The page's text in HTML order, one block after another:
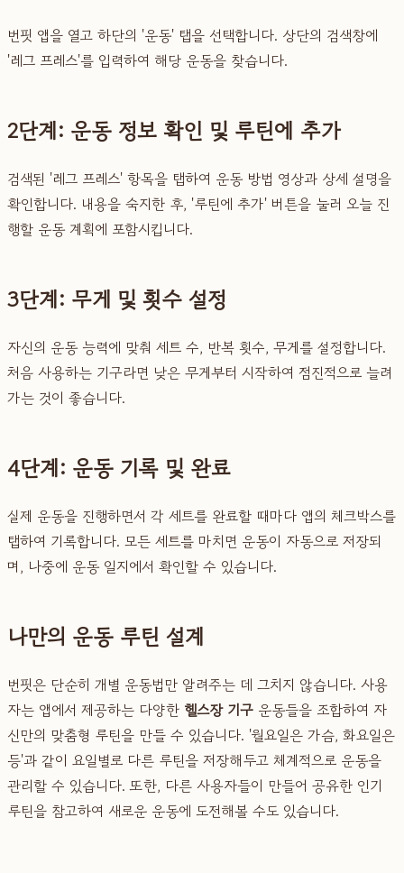
번핏 앱을 열고 하단의 '운동' 탭을 선택합니다. 상단의 검색창에
'레그 프레스'를 입력하여 해당 운동을 찾습니다.
2단계: 운동 정보 확인 및 루틴에 추가
검색된 '레그 프레스' 항목을 탭하여 운동 방법 영상과 상세 설명을
확인합니다. 내용을 숙지한 후, '루틴에 추가' 버튼을 눌러 오늘 진
행할 운동 계획에 포함시킵니다.
3단계: 무게 및 횟수 설정
자신의 운동 능력에 맞춰 세트 수, 반복 횟수, 무게를 설정합니다.
처음 사용하는 기구라면 낮은 무게부터 시작하여 점진적으로 늘려
가는 것이 좋습니다.
4단계: 운동 기록 및 완료
실제 운동을 진행하면서 각 세트를 완료할 때마다 앱의 체크박스를
탭하여 기록합니다. 모든 세트를 마치면 운동이 자동으로 저장되
며, 나중에 운동 일지에서 확인할 수 있습니다.
나만의 운동 루틴 설계
번핏은 단순히 개별 운동법만 알려주는 데 그치지 않습니다. 사용
자는 앱에서 제공하는 다양한 헬스장 기구 운동들을 조합하여 자
신만의 맞춤형 루틴을 만들 수 있습니다. '월요일은 가슴, 화요일은
등'과 같이 요일별로 다른 루틴을 저장해두고 체계적으로 운동을
관리할 수 있습니다. 또한, 다른 사용자들이 만들어 공유한 인기
루틴을 참고하여 새로운 운동에 도전해볼 수도 있습니다.